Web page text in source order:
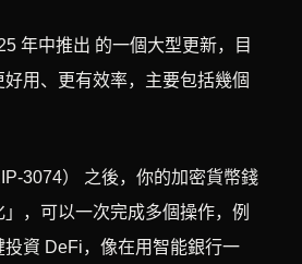
年中推出 的一個大型更新，目
用、更有效率，主要包括幾個
3074） 之後，你的加密貨幣錢
，可以一次完成多個操作，例
資 DeFi，像在用智能銀行一